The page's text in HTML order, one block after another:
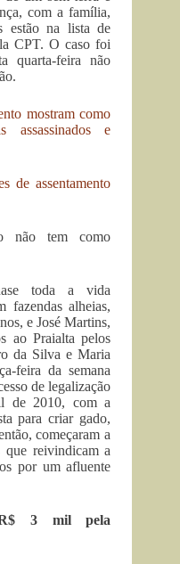
com a família,
estão na lista de
CPT. O caso foi
quarta-feira não
mostram como
assassinados e
de assentamento
não tem como
toda a vida
fazendas alheias,
e José Martins,
ao Praialta pelos
da Silva e Maria
feira da semana
de legalização
de 2010, com a
para criar gado,
começaram a
que reivindicam a
por um afluente
R$ 3 mil pela